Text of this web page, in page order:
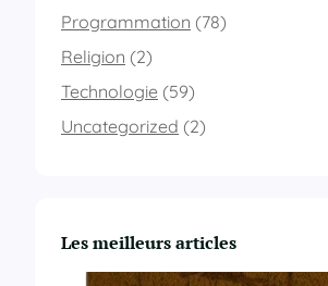
Programmation (78)
Religion (2)
Technologie (59)
Uncategorized (2)
Les meilleurs articles